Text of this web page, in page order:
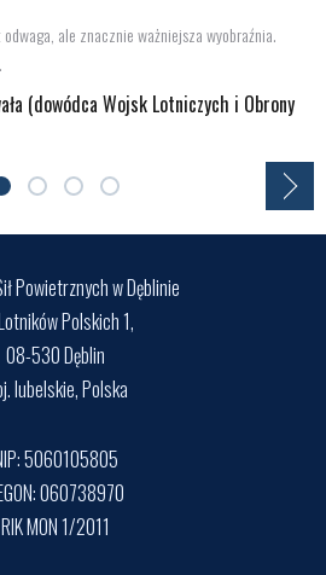
ale znacznie ważniejsza wyobraźnia.
(dowódca Wojsk Lotniczych i Obrony
Powietrznych w Dęblinie
Polskich 1,
08-530 Dęblin
lubelskie, Polska
5060105805
060738970
RIK MON 1/2011